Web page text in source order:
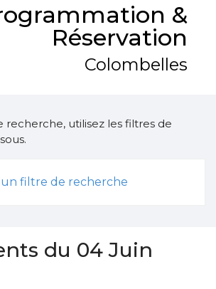
&
Réservation
Colombelles
recherche, utilisez les filtres de
filtre de recherche
du 04 Juin